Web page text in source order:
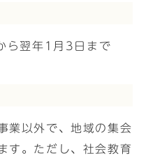
ら翌年1月3日まで
業以外で、地域の集会
す。ただし、社会教育